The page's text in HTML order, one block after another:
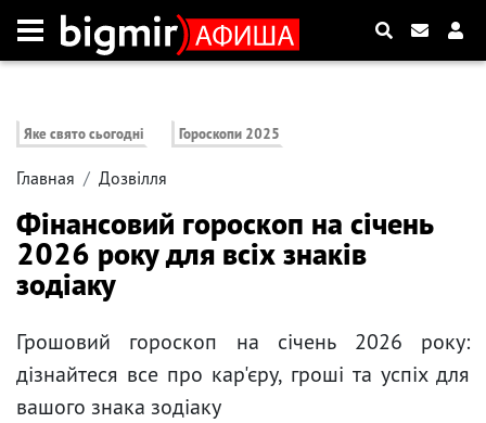
Яке свято сьогодні Гороскопи 2025
Главная Дозвілля
Фінансовий гороскоп на січень
2026 року для всіх знаків
зодіаку
Грошовий гороскоп на січень 2026 року:
дізнайтеся все про кар'єру, гроші та успіх для
вашого знака зодіаку